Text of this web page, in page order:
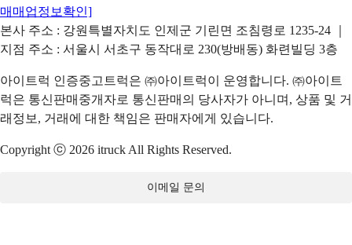
매매업정보확인]
본사 주소 : 강원특별자치도 인제군 기린면 조침령로 1235-24 ｜
지점 주소 : 서울시 서초구 동작대로 230(방배동) 화련빌딩 3층
아이트럭 인증중고트럭은 ㈜아이트럭이 운영합니다. ㈜아이트
럭은 통신판매중개자로 통신판매의 당사자가 아니며, 상품 및 거
래정보, 거래에 대한 책임은 판매자에게 있습니다.
Copyright ⓒ 2026 itruck All Rights Reserved.
이메일 문의